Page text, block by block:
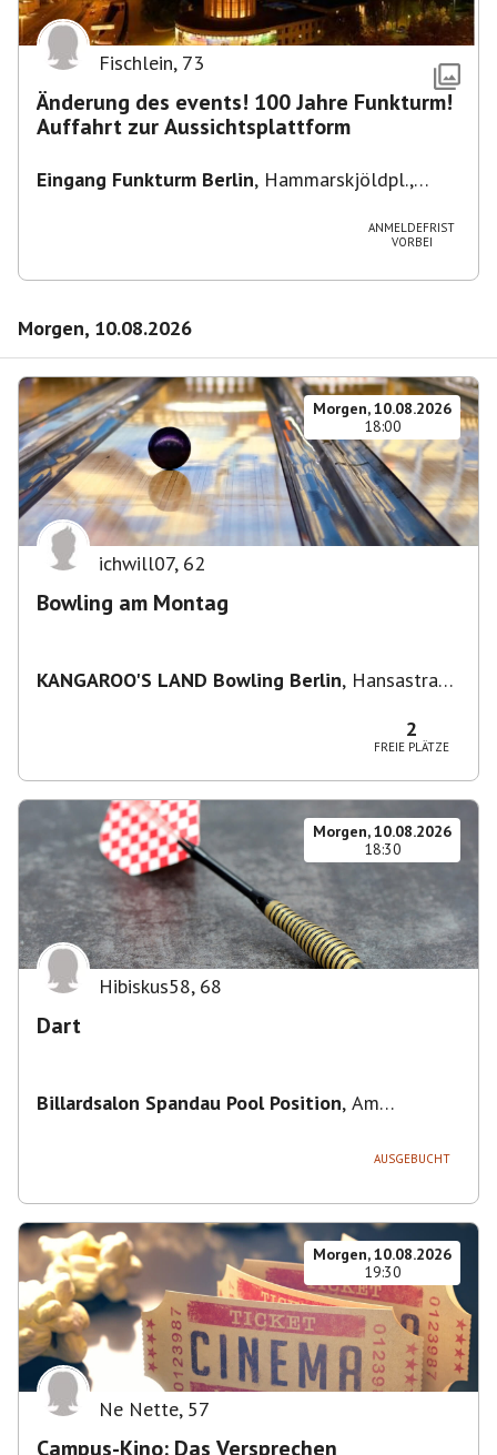
Fischlein, 73
Änderung des events! 100 Jahre Funkturm!
Auffahrt zur Aussichtsplattform
Eingang Funkturm Berlin, Hammarskjöldpl.,
ANMELDEFRIST
VORBEI
Morgen, 10.08.2026
Morgen, 10.08.2026
18:00
ichwill07, 62
Bowling am Montag
KANGAROO'S LAND Bowling Berlin, Hansastraße
2
FREIE PLÄTZE
Morgen, 10.08.2026
18:30
Hibiskus58, 68
Dart
Billardsalon Spandau Pool Position, Am
AUSGEBUCHT
Morgen, 10.08.2026
19:30
Ne Nette, 57
Campus-Kino: Das Versprechen